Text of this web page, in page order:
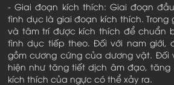
- Giai đoạn kích thích: Giai đoạn
tình dục là giai đoạn kích thích. Trong
và tâm trí được kích thích để chuẩn
tình dục tiếp theo. Đối với nam giới,
gồm cương cứng của dương vật. Đối
hiện như tăng tiết dịch âm đạo, tăng
kích thích của ngực có thể xảy ra.